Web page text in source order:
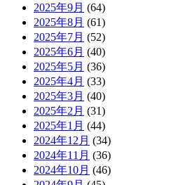
2025年9月 (64)
2025年8月 (61)
2025年7月 (52)
2025年6月 (40)
2025年5月 (36)
2025年4月 (33)
2025年3月 (40)
2025年2月 (31)
2025年1月 (44)
2024年12月 (34)
2024年11月 (36)
2024年10月 (46)